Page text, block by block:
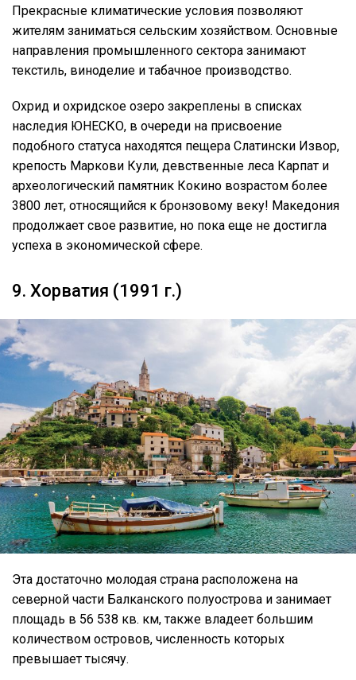
Прекрасные климатические условия позволяют
жителям заниматься сельским хозяйством. Основные
направления промышленного сектора занимают
текстиль, виноделие и табачное производство.
Охрид и охридское озеро закреплены в списках
наследия ЮНЕСКО, в очереди на присвоение
подобного статуса находятся пещера Слатински Извор,
крепость Маркови Кули, девственные леса Карпат и
археологический памятник Кокино возрастом более
3800 лет, относящийся к бронзовому веку! Македония
продолжает свое развитие, но пока еще не достигла
успеха в экономической сфере.
9. Хорватия (1991 г.)
Эта достаточно молодая страна расположена на
северной части Балканского полуострова и занимает
площадь в 56 538 кв. км, также владеет большим
количеством островов, численность которых
превышает тысячу.